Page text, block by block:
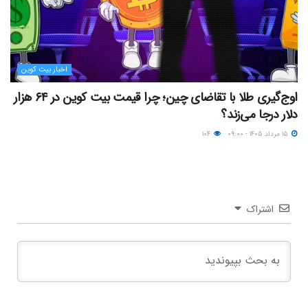
اخبار بیت کوین
اوج‌گیری طلا با تقاضای چین؛ چرا قیمت بیت کوین در ۶۴ هزار
دلار درجا می‌زند؟
اشتراک